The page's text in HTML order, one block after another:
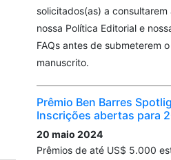
solicitados(as) a consultarem
nossa Política Editorial e
FAQs antes de submeterem
manuscrito.
Prêmio Ben Barres
Inscrições abertas para
20 maio 2024
Prêmios de até US$ 5.000